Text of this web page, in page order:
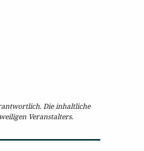
Die inhaltliche
Veranstalters.